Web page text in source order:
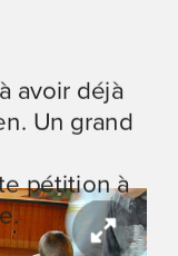
avoir déjà
Un grand
pétition à